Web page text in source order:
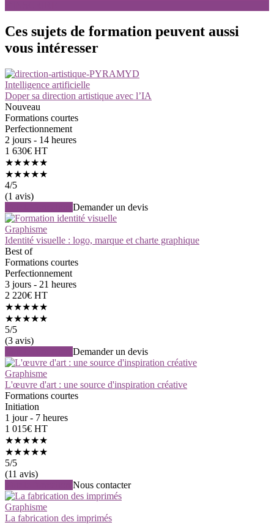
Ces sujets de formation peuvent aussi
vous intéresser
Intelligence artificielle
Doper sa direction artistique avec l’IA
Nouveau
Formations courtes
Perfectionnement
2 jours - 14 heures
1 630€ HT
★★★★★
★★★★★
4/5
(1 avis)
Demander un devis
Graphisme
Identité visuelle : logo, marque et charte graphique
Best of
Formations courtes
Perfectionnement
3 jours - 21 heures
2 220€ HT
★★★★★
★★★★★
5/5
(3 avis)
Demander un devis
Graphisme
L'œuvre d'art : une source d'inspiration créative
Formations courtes
Initiation
1 jour - 7 heures
1 015€ HT
★★★★★
★★★★★
5/5
(11 avis)
Nous contacter
Graphisme
La fabrication des imprimés